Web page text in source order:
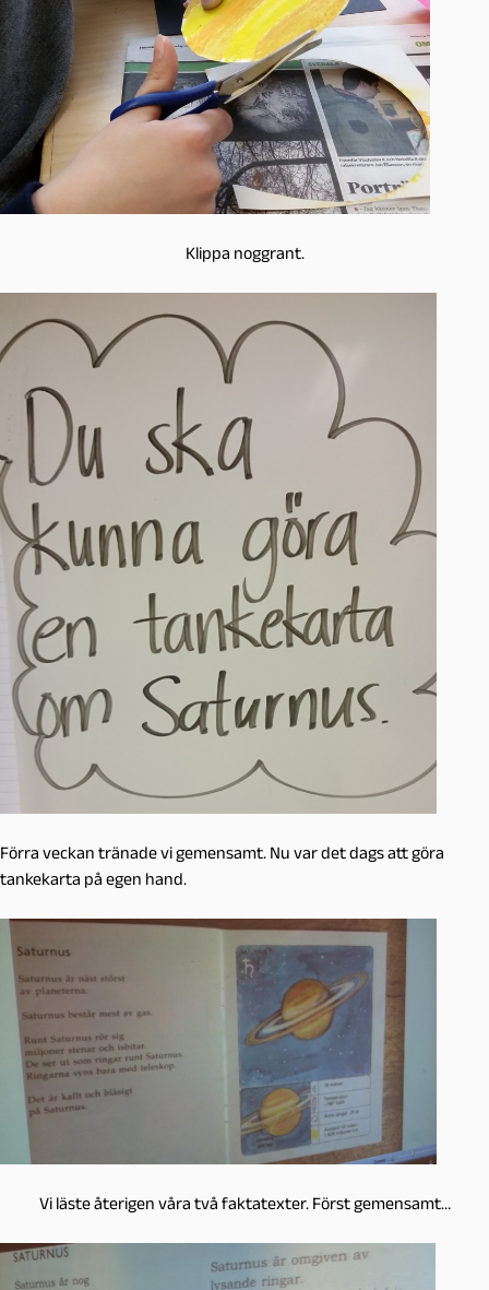
Klippa noggrant.
Förra veckan tränade vi gemensamt. Nu var det dags att göra
tankekarta på egen hand.
Vi läste återigen våra två faktatexter. Först gemensamt…